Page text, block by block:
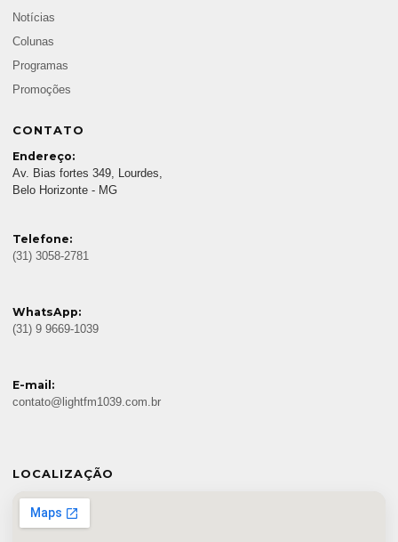
Notícias
Colunas
Programas
Promoções
CONTATO
Endereço:
Av. Bias fortes 349, Lourdes,
Belo Horizonte - MG
Telefone:
(31) 3058-2781
WhatsApp:
(31) 9 9669-1039
E-mail:
contato@lightfm1039.com.br
LOCALIZAÇÃO